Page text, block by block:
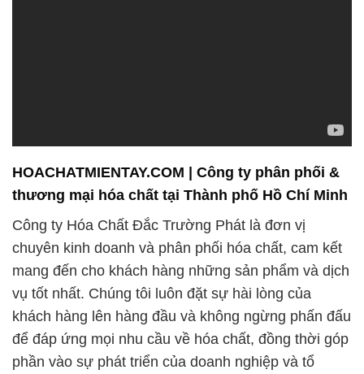
chuyên kinh doanh và phân phối hóa chất, cam kết
mang đến cho khách hàng những sản phẩm và dịch
vụ tốt nhất. Chúng tôi luôn đặt sự hài lòng của
khách hàng lên hàng đầu và không ngừng phấn đấu
để đáp ứng mọi nhu cầu về hóa chất, đồng thời góp
phần vào sự phát triển của doanh nghiệp và tổ
chức.
Chúng tôi tự hào về việc duy trì các tiêu chuẩn an
toàn cao nhất trong quá trình sản xuất hóa chất.
Sản phẩm của chúng tôi được kiểm soát nghiêm